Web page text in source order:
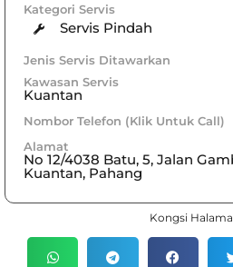
Kategori Servis
Servis Pindah
Jenis Servis Ditawarkan
Kawasan Servis
Kuantan
Nombor Telefon (Klik Untuk Call)
Alamat
No 12/4038 Batu, 5, Jalan
Kuantan, Pahang
Kongsi